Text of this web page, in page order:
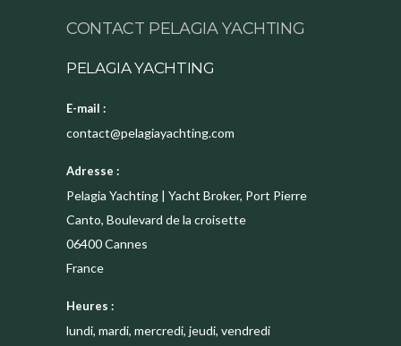
CONTACT PELAGIA YACHTING
PELAGIA YACHTING
E-mail :
contact@pelagiayachting.com
Adresse :
Pelagia Yachting | Yacht Broker, Port Pierre
Canto, Boulevard de la croisette
06400Cannes
France
Heures :
lundi, mardi, mercredi, jeudi, vendredi